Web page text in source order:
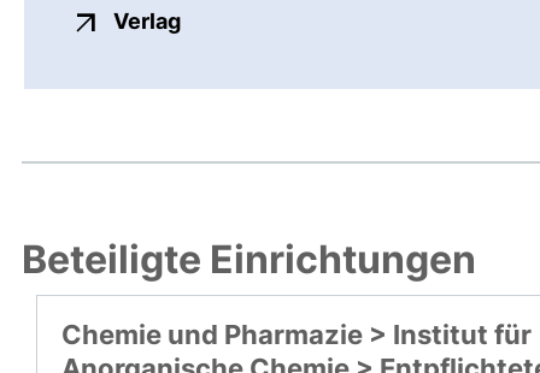
Verlagexterner Link, öffnet neues
Beteiligte Einrichtungen
Chemie und Pharmazie > Institut für